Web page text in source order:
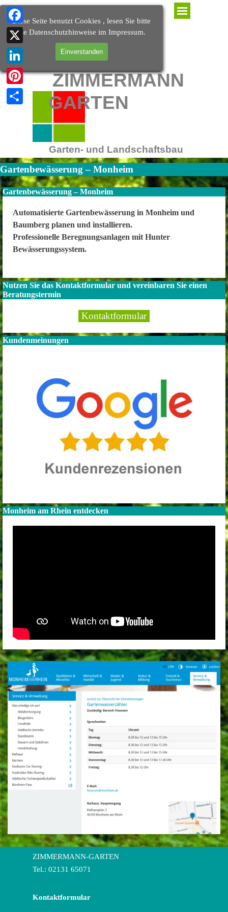
Diese Seite benutzt Cookies , lesen Sie bitte
die Datenschutzhinweise im Impressum.
Einverstanden
Direkt zum Seiteninhalt Menü überspringen
ZIMMERMANN
GARTEN
Garten- und Landschaftsbau
Gartenbewässerung – Monheim
Liefergebiet
Gartenbewässerung – Monheim
Automatisierte Gartenbewässerung in Monheim und
Baumberg planen und installieren.
Professionelle Beregnungsanlagen mit Hunter
Bewässerungssystem.
Nutzen Sie das Kontaktformular und vereinbaren Sie einen
Beratungstermin
Kontaktformular
Kundenmeinungen
Monheim am Rhein entdecken
ZIMMERMANN-GARTEN
Tel.: 02131 65071
Kontaktformular
Facebook
X
LinkedIn
Pinterest